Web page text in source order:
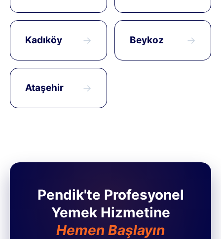
Kadıköy → Beykoz →
Ataşehir →
Pendik'te Profesyonel
Yemek Hizmetine
Hemen Başlayın